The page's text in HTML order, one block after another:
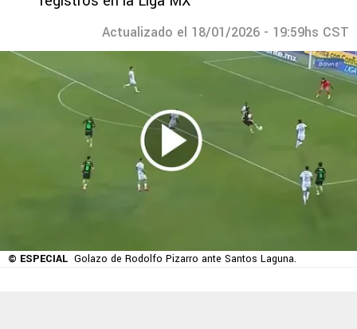
Actualizado el 18/01/2026 - 19:59hs CST
© ESPECIAL Golazo de Rodolfo Pizarro ante Santos Laguna.